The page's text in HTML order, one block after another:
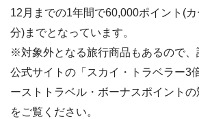
12月までの1年間で60,000ポイント(
分)までとなっています。
※対象外となる旅行商品もあるので、
公式サイトの「スカイ・トラベラー3
ーストトラベル・ボーナスポイントの
をご覧ください。